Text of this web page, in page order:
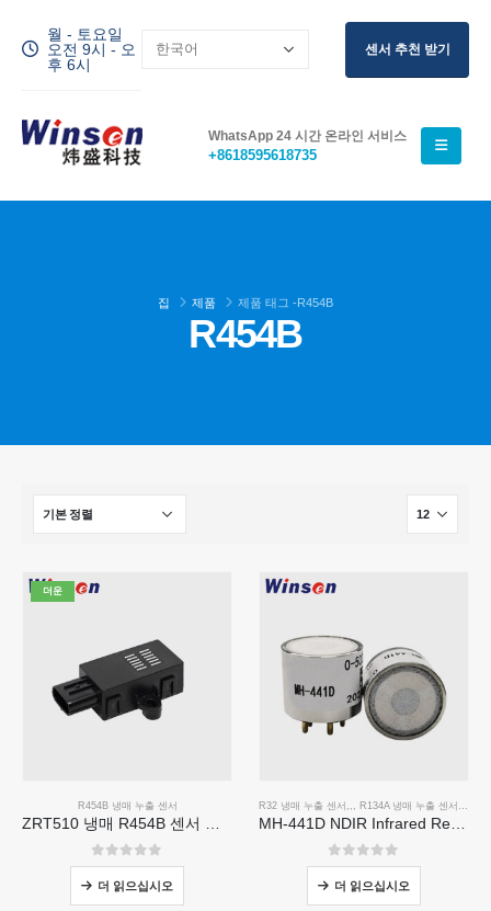
월 - 토요일
오전 9시 - 오
후 6시
센서 추천 받기
WhatsApp 24 시간 온라인 서비스
+8618595618735
집 제품 제품 태그 -R454B
R454B
더운
R454B 냉매 누출 센서
05 중
더 읽으십시오
R32 냉매 누출 센서 R134A 냉매 누출 센서
05 중
더 읽으십시오